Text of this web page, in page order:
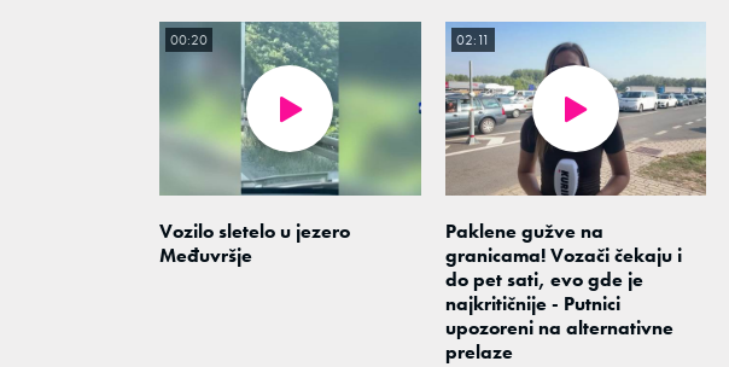
Vozilo sletelo u jezero
Međuvršje
00:20
Paklene gužve na
granicama! Vozači čekaju i
do pet sati, evo gde je
najkritičnije - Putnici
upozoreni na alternativne
prelaze
02:11